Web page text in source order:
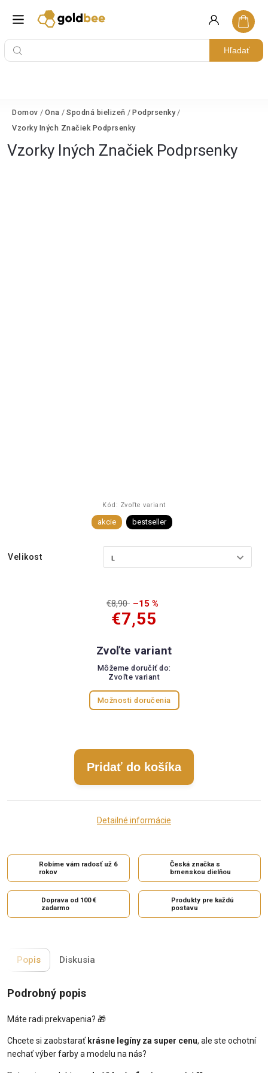
Hľadať
Domov / Ona / Spodná bielizeň / Podprsenky /
Vzorky Iných Značiek Podprsenky
Vzorky Iných Značiek Podprsenky
Kód: Zvoľte variant
akcie bestseller
Velikost
€8,90 –15 %
€7,55
Zvoľte variant
Môžeme doručiť do:
Zvoľte variant
Možnosti doručenia
Pridať do košíka
Detailné informácie
Robíme vám radosť už 6
rokov
Česká značka s
brnenskou dielňou
Doprava od 100 €
zadarmo
Produkty pre každú
postavu
Popis Diskusia
Podrobný popis
Máte radi prekvapenia? 🎁
Chcete si zaobstarať krásne legíny za super cenu, ale ste ochotní
nechať výber farby a modelu na nás?